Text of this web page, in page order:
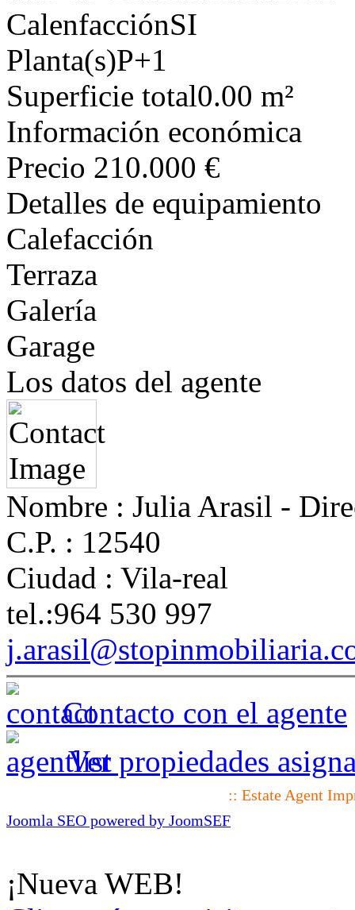
CalenfacciónSI
Planta(s)P+1
Superficie total0.00 m²
Información económica
Precio 210.000 €
Detalles de equipamiento
Calefacción
Terraza
Galería
Garage
Los datos del agente
Nombre : Julia Arasil -
C.P. : 12540
Ciudad : Vila-real
tel.:964 530 997
Contacto con el agente
Ver propiedades
:: Estate Agent
Joomla SEO powered by JoomSEF
¡Nueva WEB!